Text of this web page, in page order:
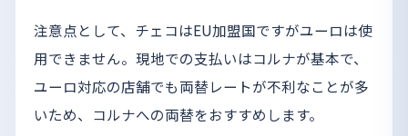
注意点として、チェコはEU加盟国ですがユーロは使
用できません。現地での支払いはコルナが基本で、
ユーロ対応の店舗でも両替レートが不利なことが多
いため、コルナへの両替をおすすめします。